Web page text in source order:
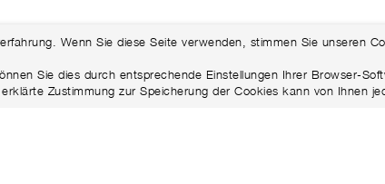
Wenn Sie diese Seite verwenden, stimmen Sie unseren
Sie dies durch entsprechende Einstellungen Ihrer Browser-
Zustimmung zur Speicherung der Cookies kann von Ihnen